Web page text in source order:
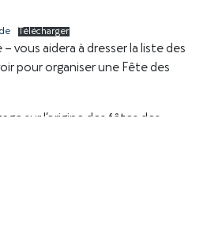
Télécharger
vous aidera à dresser la liste des
pour organiser une Fête des
sur l’origine des fêtes des